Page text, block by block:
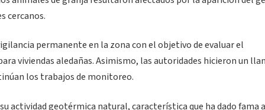
cercanos.
permanente en la zona con el objetivo de evaluar el
viviendas aledañas. Asimismo, las autoridades hicieron un
los trabajos de monitoreo.
actividad geotérmica natural, característica que ha dado fama